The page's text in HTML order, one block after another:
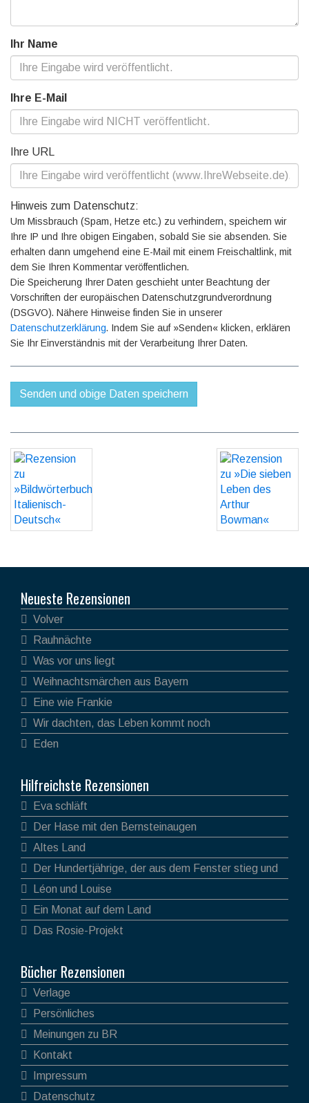
Ihr Name
Ihre E-Mail
Ihre URL
Hinweis zum Datenschutz:
Um Missbrauch (Spam, Hetze etc.) zu verhindern, speichern wir
Ihre IP und Ihre obigen Eingaben, sobald Sie sie absenden. Sie
erhalten dann umgehend eine E-Mail mit einem Freischaltlink, mit
dem Sie Ihren Kommentar veröffentlichen.
Die Speicherung Ihrer Daten geschieht unter Beachtung der
Vorschriften der europäischen Datenschutzgrundverordnung
(DSGVO). Nähere Hinweise finden Sie in unserer
Datenschutzerklärung. Indem Sie auf »Senden« klicken, erklären
Sie Ihr Einverständnis mit der Verarbeitung Ihrer Daten.
Neueste Rezensionen
Volver
Rauhnächte
Was vor uns liegt
Weihnachtsmärchen aus Bayern
Eine wie Frankie
Wir dachten, das Leben kommt noch
Eden
Hilfreichste Rezensionen
Eva schläft
Der Hase mit den Bernsteinaugen
Altes Land
Der Hundertjährige, der aus dem Fenster stieg und
verschwand
Léon und Louise
Ein Monat auf dem Land
Das Rosie-Projekt
Bücher Rezensionen
Verlage
Persönliches
Meinungen zu BR
Kontakt
Impressum
Datenschutz